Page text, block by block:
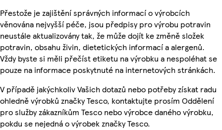
Přestože je zajištění správných informací o výrobcích
věnována nejvyšší péče, jsou předpisy pro výrobu potravin
neustále aktualizovány tak, že může dojít ke změně složek
potravin, obsahu živin, dietetických informací a alergenů.
Vždy byste si měli přečíst etiketu na výrobku a nespoléhat se
pouze na informace poskytnuté na internetových stránkách.
V případě jakýchkoliv Vašich dotazů nebo potřeby získat radu
ohledně výrobků značky Tesco, kontaktujte prosím Oddělení
pro služby zákazníkům Tesco nebo výrobce daného výrobku,
pokdu se nejedná o výrobek značky Tesco.